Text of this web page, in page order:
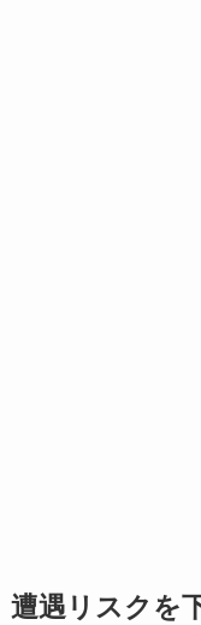
遭遇リスクを